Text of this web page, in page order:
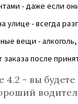
- даже если
улице - всегда
вещи -
после
4.2 - вы